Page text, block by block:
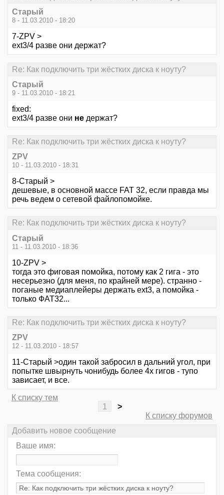
Старый
8 - 11.03.2010 - 18:20
7-ZPV >
ext3/4 разве они держат?
Re: Как подключить три жёстких диска к ноуту?
Старый
9 - 11.03.2010 - 18:21
fixed:
ext3/4 разве они не держат?
Re: Как подключить три жёстких диска к ноуту?
ZPV
10 - 11.03.2010 - 18:31
8-Старый >
дешевые, в основной массе FAT 32, если правда мы
речь ведем о сетевой файлопомойке.
Re: Как подключить три жёстких диска к ноуту?
Старый
11 - 11.03.2010 - 18:36
10-ZPV >
тогда это фиговая помойка, потому как 2 гига - это
несерьезно (для меня, по крайней мере). странно -
поганые медиаплейеры держать ext3, а помойка -
только ФАТ32...
Re: Как подключить три жёстких диска к ноуту?
ZPV
12 - 11.03.2010 - 18:57
11-Старый >один такой забросил в дальний угол, при
попытке швырнуть чонибудь более 4х гигов - тупо
зависает, и все.
К списку тем
1
>
К списку форумов
Добавить новое сообщение
Ваше имя:
Тема сообщения: